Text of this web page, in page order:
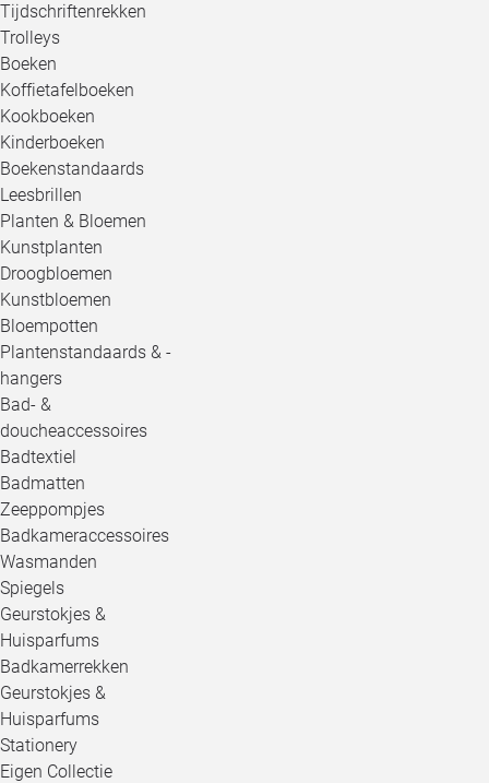
Tijdschriftenrekken
Trolleys
Boeken
Koffietafelboeken
Kookboeken
Kinderboeken
Boekenstandaards
Leesbrillen
Planten & Bloemen
Kunstplanten
Droogbloemen
Kunstbloemen
Bloempotten
Plantenstandaards & -
hangers
Bad- &
doucheaccessoires
Badtextiel
Badmatten
Zeeppompjes
Badkameraccessoires
Wasmanden
Spiegels
Geurstokjes &
Huisparfums
Badkamerrekken
Geurstokjes &
Huisparfums
Stationery
Eigen Collectie